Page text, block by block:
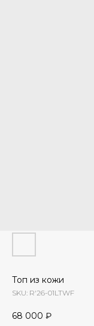
Топ из кожи
SKU: R'26-01LTWF
68 000 ₽